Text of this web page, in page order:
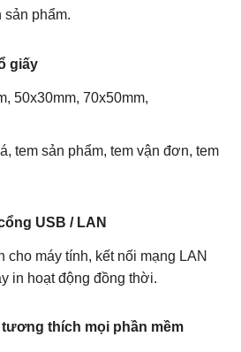
sản phẩm.
giấy
50x30mm, 70x50mm,
tem sản phẩm, tem vận đơn, tem
USB / LAN
cho máy tính, kết nối mạng LAN
in hoạt động đồng thời.
thích mọi phần mềm